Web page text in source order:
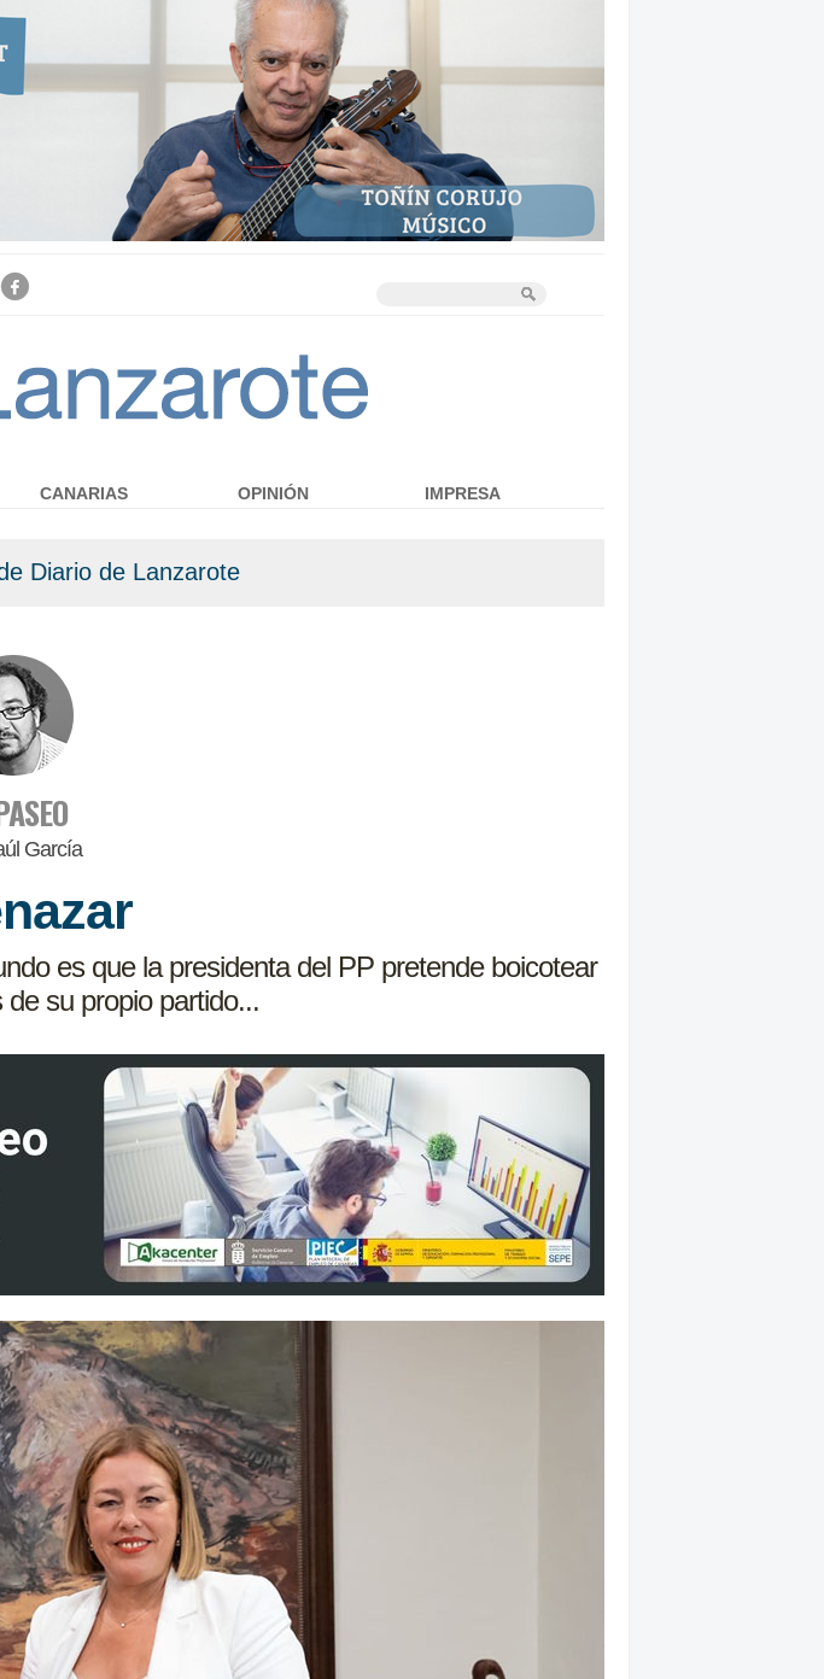
Diario de Lanzarote
García
es que la presidenta del PP pretende boicotear
su propio partido...
CANARIAS OPINIÓN IMPRESA